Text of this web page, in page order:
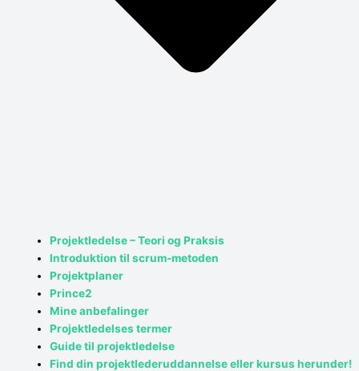
Projektledelse – Teori og Praksis
Introduktion til scrum-metoden
Projektplaner
Prince2
Mine anbefalinger
Projektledelses termer
Guide til projektledelse
Find din projektlederuddannelse eller kursus herunder!